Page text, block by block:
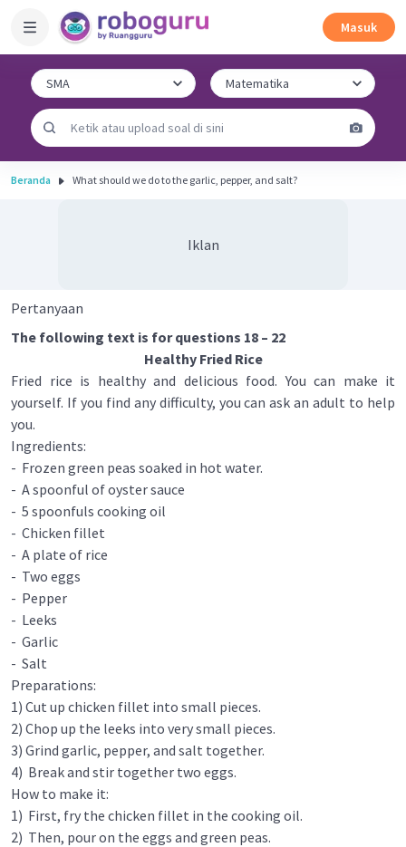
Masuk
Beranda What should we do to the garlic, pepper, and salt?
Iklan
Pertanyaan
The following text is for questions 18 – 22
Healthy Fried Rice
Fried rice is healthy and delicious food. You can make it
yourself. If you find any difficulty, you can ask an adult to help
you.
Ingredients:
- Frozen green peas soaked in hot water.
- A spoonful of oyster sauce
- 5 spoonfuls cooking oil
- Chicken fillet
- A plate of rice
- Two eggs
- Pepper
- Leeks
- Garlic
- Salt
Preparations:
1) Cut up chicken fillet into small pieces.
2) Chop up the leeks into very small pieces.
3) Grind garlic, pepper, and salt together.
4) Break and stir together two eggs.
How to make it:
1) First, fry the chicken fillet in the cooking oil.
2) Then, pour on the eggs and green peas.